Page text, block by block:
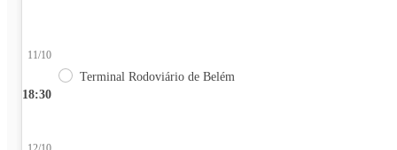
18:30
11/10
Terminal Rodoviário de Belém